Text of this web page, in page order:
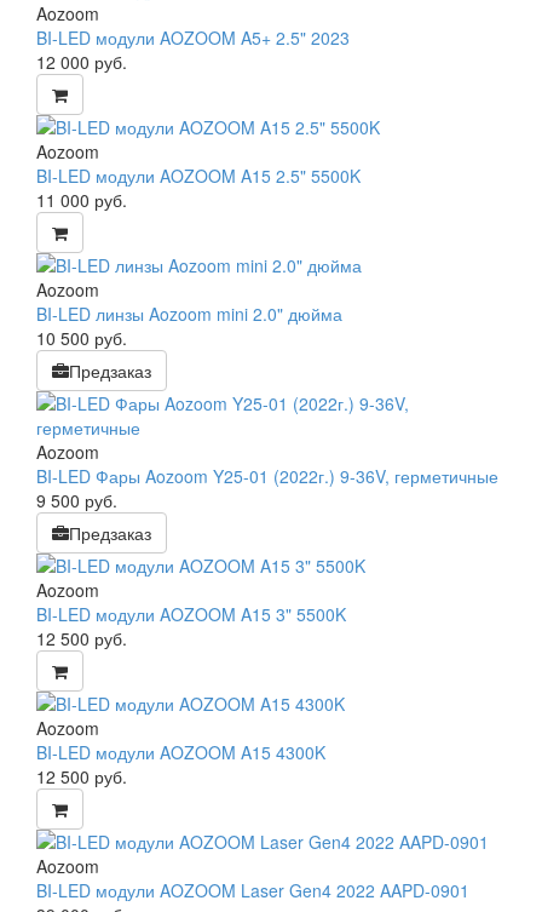
Aozoom
BI-LED модули AOZOOM A5+ 2.5" 2023
12 000 руб.
Aozoom
BI-LED модули AOZOOM A15 2.5" 5500K
11 000 руб.
Aozoom
BI-LED линзы Aozoom mini 2.0" дюйма
10 500 руб.
Предзаказ
Aozoom
BI-LED Фары Aozoom Y25-01 (2022г.) 9-36V, герметичные
9 500 руб.
Предзаказ
Aozoom
BI-LED модули AOZOOM A15 3" 5500K
12 500 руб.
Aozoom
BI-LED модули AOZOOM A15 4300K
12 500 руб.
Aozoom
BI-LED модули AOZOOM Laser Gen4 2022 AAPD-0901